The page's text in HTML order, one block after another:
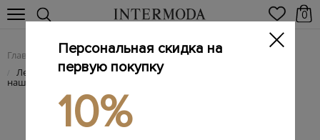
0
Главная Женщинам / Женская одежда / Женские брюки
/ Леггинсы Coral в рубчик с высокой талией и фирменной
нашивкой
Персональная скидка на
первую покупку
10%